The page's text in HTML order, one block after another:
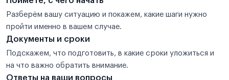
Разберём вашу ситуацию и покажем, какие шаги нужно
пройти именно в вашем случае.
Документы и сроки
Подскажем, что подготовить, в какие сроки уложиться и
на что важно обратить внимание.
Ответы на ваши вопросы